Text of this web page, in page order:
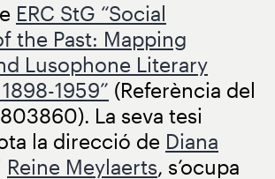
ERC StG “Social
the Past: Mapping
Lusophone Literary
1959” (Referència del
La seva tesi
la direcció de Diana
Reine Meylaerts, s’ocupa